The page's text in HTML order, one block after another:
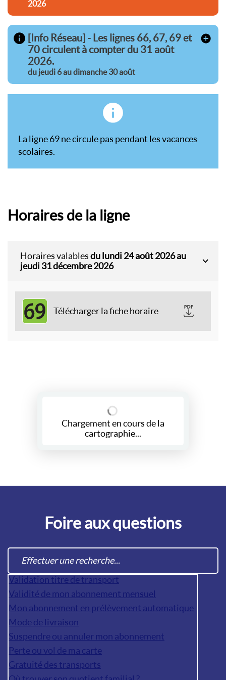
2026
[Info Réseau] - Les lignes 66, 67, 69 et
70 circulent à compter du 31 août
2026.
du jeudi 6 au dimanche 30 août
La ligne 69 ne circule pas pendant les vacances
scolaires.
Horaires de la ligne
Horaires valablesdu lundi 24 août 2026 au
jeudi 31 décembre 2026
Télécharger la fiche horaire
Chargement en cours de la
cartographie...
Foire aux questions
Validation titre de transport
Validité de mon abonnement mensuel
Mon abonnement en prélèvement automatique
Mode de livraison
Suspendre ou annuler mon abonnement
Perte ou vol de ma carte
Gratuité des transports